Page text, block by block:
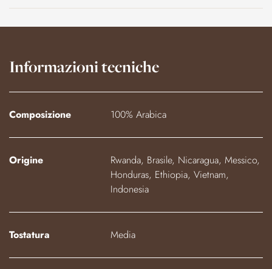
Informazioni tecniche
Composizione 100% Arabica
Origine
Rwanda, Brasile, Nicaragua, Messico,
Honduras, Ethiopia, Vietnam,
Indonesia
Tostatura Media